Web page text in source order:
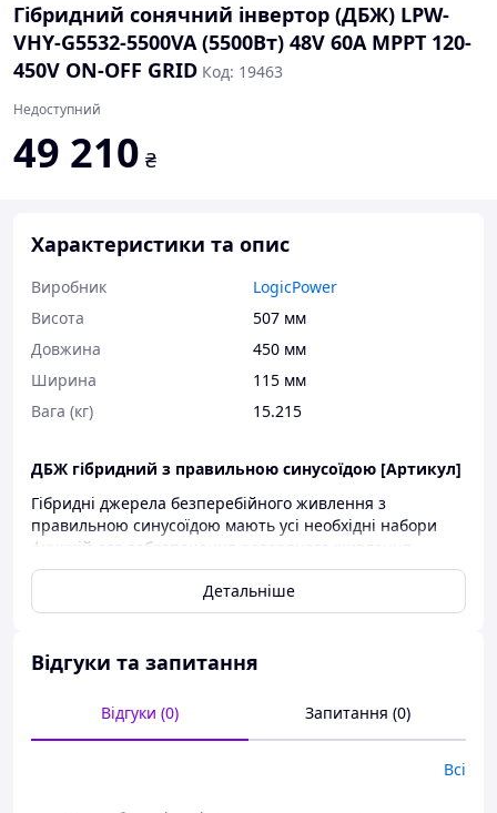
Гібридний сонячний інвертор (ДБЖ) LPW-
VHY-G5532-5500VA (5500Вт) 48V 60A MPPT 120-
450V ON-OFF GRID Код: 19463
Недоступний
49 210 ₴
Характеристики та опис
Виробник
LogicPower
Висота
507 мм
Довжина
450 мм
Ширина
115 мм
Вага (кг)
15.215
ДБЖ гібридний з правильною синусоїдою [Артикул]
Гібридні джерела безперебійного живлення з
правильною синусоїдою мають усі необхідні набори
функцій для забезпечення резервного живлення
електричною енергією приватного будинку, квартири
офісу, складу та інших об'єктів.
Можна використовувати як інвертор для
сонячних панелей;
У комплекті з акумуляторами може
застосовуватися як джерело безперебійного
Детальніше
Відгуки та запитання
Відгуки (0) Запитання (0)
Всі